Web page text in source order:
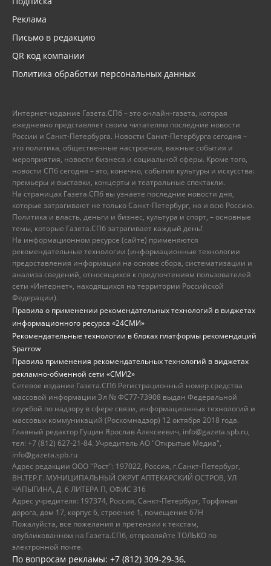
Реклама
Письмо в редакцию
QR код компании
Политика обработки персональных данных
Интернет-издание Газета.СПб – это онлайн-газета, которая
ежедневно представляет своим читателям последние новости
России и Санкт-Петербурга. Новости Санкт-Петербурга сегодня –
это политика, общественные настроения, важные события и
мероприятия, новости бизнеса и социальной сферы. Кроме того,
новости СПб сегодня – это, конечно, события культуры и искусства:
премьеры и выставки, концерты и театральные спектакли.
На страницах Газета.СПб вы узнаете последние новости дня,
которые затрагивают не только Санкт-Петербург, но и всю Россию.
Политика и власть, деньги и бизнес, культура и спорт, – основные
темы, которые Газета.СПб затрагивает каждый день!
На информационном ресурсе (сайте) применяются
рекомендательные технологии (информационные технологии
предоставления информации на основе сбора, систематизации и
анализа сведений, относящихся к предпочтениям пользователей
сети «Интернет», находящихся на территории Российской
Федерации).
Правила о применении рекомендательных технологий в виджетах
информационного ресурса «24СМИ»
Рекомендательные технологии в блоках платформы рекомендаций
Sparrow
Правила применения рекомендательных технологий в виджетах
рекламно-обменной сети «СМИ2»
Сетевое издание Газета.СПб Регистрационный номер средства
массовой информации Эл № ФС77-73908 выдан Федеральной
службой по надзору в сфере связи, информационных технологий и
массовых коммуникаций (Роскомнадзор) 12 октября 2018 года.
Главный редактор Гущин Ярослав Алексеевич, info@gazeta.spb.ru,
тел: +7 (812) 627-21-84. Учредитель АО "Открытые Медиа",
info@gazeta.spb.ru
Адрес редакции ООО "Рост": 197022, Россия, г.Санкт-Петербург,
ВН.ТЕР.Г. МУНИЦИПАЛЬНЫЙ ОКРУГ АПТЕКАРСКИЙ ОСТРОВ, УЛ
ЧАПЫГИНА, Д. 6 ЛИТЕРА П, ОФИС 316
Адрес учредителя: 197374, Россия, Санкт-Петербург, Торфяная
дорога, дом 17, корпус 6, строение 1, помещение 67Н
Пожалуйста, все пожелания и претензии к текстам,
опубликованном на Газета.СПб, отправляйте ТОЛЬКО по
электронной почте.
По вопросам рекламы: +7 (812) 309-29-36,